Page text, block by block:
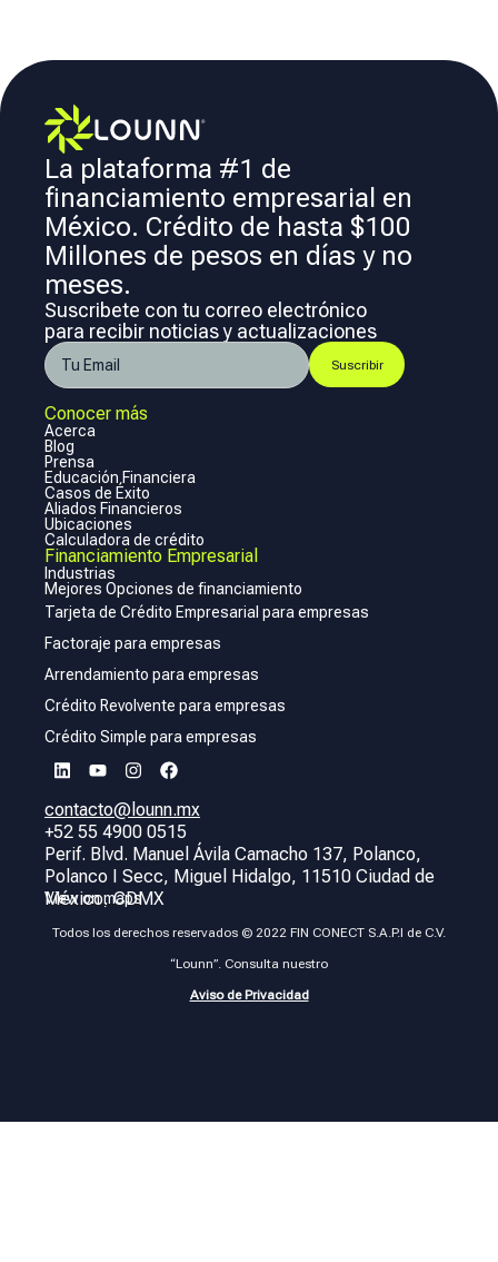
La plataforma #1 de
financiamiento empresarial en
México. Crédito de hasta $100
Millones de pesos en días y no
meses.
Suscribete con tu correo electrónico
para recibir noticias y actualizaciones
Conocer más
Acerca
Blog
Prensa
Educación Financiera
Casos de Éxito
Aliados Financieros
Ubicaciones
Calculadora de crédito
Financiamiento Empresarial
Industrias
Mejores Opciones de financiamiento
Tarjeta de Crédito Empresarial para empresas
Factoraje para empresas
Arrendamiento para empresas
Crédito Revolvente para empresas
Crédito Simple para empresas
contacto@lounn.mx
+52 55 4900 0515
Perif. Blvd. Manuel Ávila Camacho 137, Polanco,
Polanco I Secc, Miguel Hidalgo, 11510 Ciudad de
México, CDMX
View on maps
Todos los derechos reservados © 2022 FIN CONECT S.A.P.I de C.V.
“Lounn”. Consulta nuestro
Aviso de Privacidad